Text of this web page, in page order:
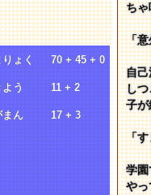
りょく 70 + 45 + 0
よう 11 + 2
まん 17 + 3
ち
「
自
し
子が
「
学園
やっ